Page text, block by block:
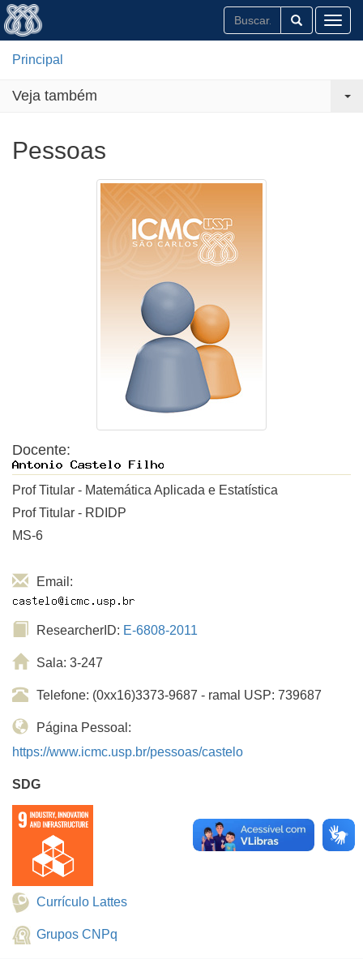
Principal
Veja também
Pessoas
Docente:
Prof Titular - Matemática Aplicada e Estatística
Prof Titular - RDIDP
MS-6
Email:
ResearcherID: E-6808-2011
Sala: 3-247
Telefone: (0xx16)3373-9687 - ramal USP: 739687
Página Pessoal:
https://www.icmc.usp.br/pessoas/castelo
SDG
Currículo Lattes
Grupos CNPq